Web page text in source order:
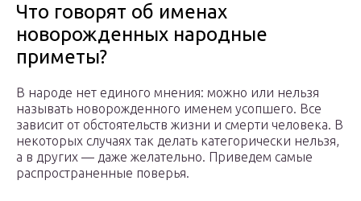
Что говорят об именах
новорожденных народные
приметы?
В народе нет единого мнения: можно или нельзя
называть новорожденного именем усопшего. Все
зависит от обстоятельств жизни и смерти человека. В
некоторых случаях так делать категорически нельзя,
а в других — даже желательно. Приведем самые
распространенные поверья.